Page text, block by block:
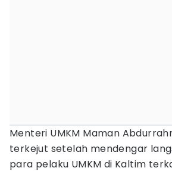
Menteri UMKM Maman
terkejut setelah mendengar
para pelaku UMKM di Kaltim